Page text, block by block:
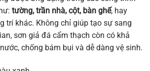
tường, trần nhà, cột, bàn ghế, hay
trí khác. Không chỉ giúp tạo sự sang
sơn giả đá cẩm thạch còn có khả
chống bám bụi và dễ dàng vệ sinh.